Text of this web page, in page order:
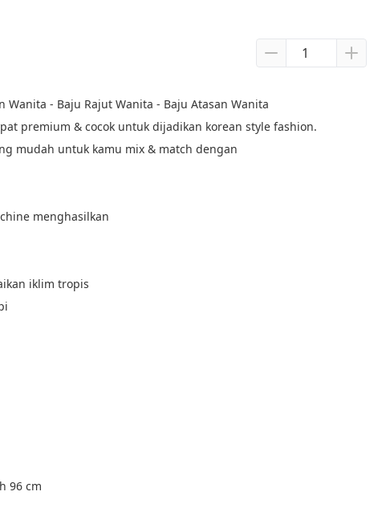
Wanita - Baju Rajut Wanita - Baju Atasan Wanita
premium & cocok untuk dijadikan korean style fashion.
mudah untuk kamu mix & match dengan
menghasilkan
iklim tropis
96 cm